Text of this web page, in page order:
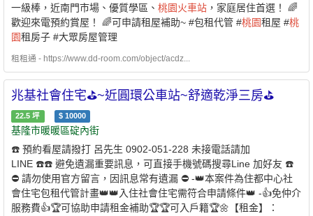
補貼者動產限額：479萬元以下 ￭ 不動產限額：675 萬元✅無自有
住宅（房屋） ￭ 申請人及家庭成員在臺北市、新北市、基隆市及桃
園市均無自有住宅 ￭ 或個別持有面積未滿 40 平方公尺✅於本市無
承租本市公營住宅或社會住宅✅且未同時享有政府租金補貼 -⭐️ 兆基
屋管 x 凱基銀行 ⭐️業界首例跨業合作 繳房租可刷卡自動扣繳 -
方便、安全的支付方式-* 每個月房租可以自動扣繳，不怕又忘記* 利
用刷卡繳納房租，快速建立個人信用* 妥善的靈活運用現金，培養記
帳好習慣 - 創造公平的租屋環境 企業社會責任、實現居住正義提供
安全安心的租屋居住環境 代租、代管、裝潢修繕、包租 本公司專職
租屋管理非一般房仲租屋找專業是房東房客最大保障歡迎提供需求
為您配對優質物件【經紀業／租賃住宅服務業】【兆基屋管股份有
限公司新北第一分公司】📌地址：新北市板橋區三民路2段37號18
樓之1📌經紀人：張鐵雄(103)北市經證字第02124號附近有便利商
店、傳統市場、百貨公司、公園綠地、學校、醫療機構。
一級棒，近南門市場、優質學區、 桃園火車站 ，家庭居住首選！ 🌈
歡迎來電預約賞屋！ 🌈可申請租屋補助~ #包租代管 #桃園租屋 #桃
園租房子 #大眾房屋管理
租租通 - https://www.dd-room.com/object/acdz...
兆基社會住宅⛳️~近圓環公車站~舒適乾淨三房⛳️
22.5 坪 $ 10000
基隆市暖暖區碇內街
☎️ 預約看屋請撥打 呂先生 0902-051-228 未接電話請加
LINE ☎️☎️ 避免遺漏重要訊息，可直接手機號碼搜尋Line 加好友 ☎️
⛔️ 請勿使用官方留言，因訊息常有遺漏 ⛔️ -👑本案件為住都中心社
會住宅包租代管計畫👑👑入住社會住宅需符合申請條件👑 -👍免仲介
服務費👍🏆可協助申請租金補助🏆🏆可入戶籍🏆🌼【租金】：